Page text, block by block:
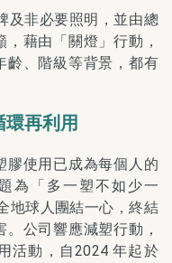
及非必要照明，並由總
藉由「關燈」行動，
齡、階級等背景，都有
再利用
膠使用已成為每個人的
為「多一塑不如少一
地球人團結一心，終結
公司響應減塑行動，
活動，自2024 年起於